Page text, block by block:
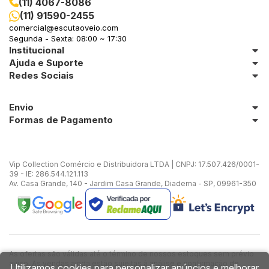
Stone
a categoria
(11) 4067-8086
(11) 91590-2455
comercial@escutaoveio.com
Segunda - Sexta: 08:00 ~ 17:30
Institucional
Ajuda e Suporte
Redes Sociais
Envio
Formas de Pagamento
Vip Collection Comércio e Distribuidora LTDA | CNPJ: 17.507.426/0001-
39 - IE: 286.544.121.113
Av. Casa Grande, 140 - Jardim Casa Grande, Diadema - SP, 09961-350
As ofertas são válidas até o término de nossos estoques sem prévio
aviso. As vendas ainda estão sujeitas à análise e confirmação de